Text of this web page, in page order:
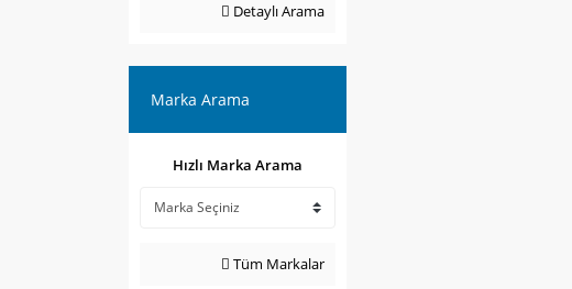
Detaylı Arama
Marka Arama
Hızlı Marka Arama
Tüm Markalar